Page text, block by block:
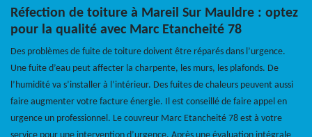
Réfection de toiture à Mareil Sur Mauldre : optez
pour la qualité avec Marc Etancheité 78
Des problèmes de fuite de toiture doivent être réparés dans l’urgence.
Une fuite d’eau peut affecter la charpente, les murs, les plafonds. De
l’humidité va s’installer à l’intérieur. Des fuites de chaleurs peuvent aussi
faire augmenter votre facture énergie. Il est conseillé de faire appel en
urgence un professionnel. Le couvreur Marc Etancheité 78 est à votre